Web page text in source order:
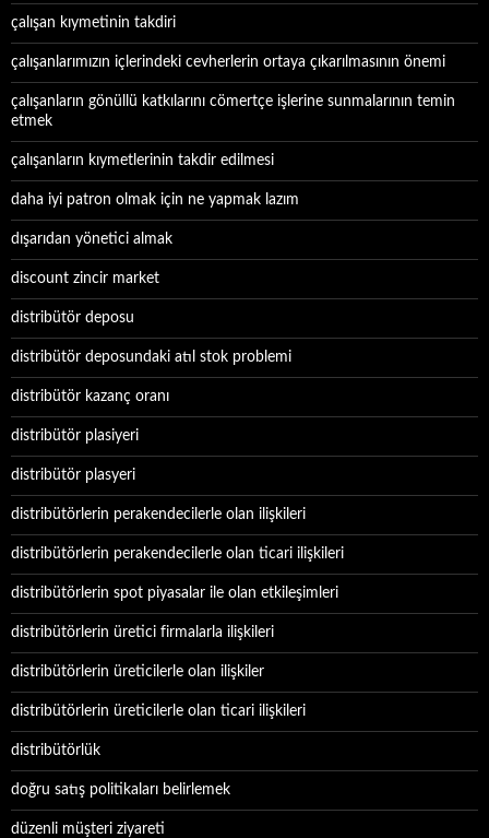
çalışan kıymetinin takdiri
çalışanlarımızın içlerindeki cevherlerin ortaya çıkarılmasının önemi
çalışanların gönüllü katkılarını cömertçe işlerine sunmalarının temin
etmek
çalışanların kıymetlerinin takdir edilmesi
daha iyi patron olmak için ne yapmak lazım
dışarıdan yönetici almak
discount zincir market
distribütör deposu
distribütör deposundaki atıl stok problemi
distribütör kazanç oranı
distribütör plasiyeri
distribütör plasyeri
distribütörlerin perakendecilerle olan ilişkileri
distribütörlerin perakendecilerle olan ticari ilişkileri
distribütörlerin spot piyasalar ile olan etkileşimleri
distribütörlerin üretici firmalarla ilişkileri
distribütörlerin üreticilerle olan ilişkiler
distribütörlerin üreticilerle olan ticari ilişkileri
distribütörlük
doğru satış politikaları belirlemek
düzenli müşteri ziyareti